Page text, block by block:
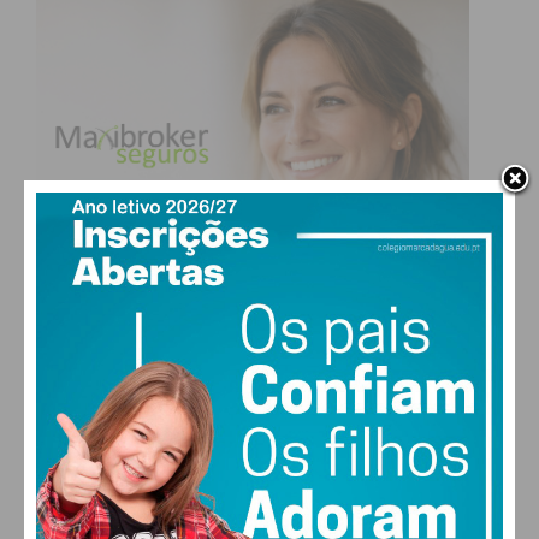
Para ter um escritório em casa, uma mesa e uma
cadeira são essenciais. Contudo, existem
outros
acessórios que podem ajudar a melhorar a sua
vida laboral.Eis ficam alguns exemplos:
Monitor
Apoio para os pés
Teclado portátil
Rato ergonómico
Organizador de secretária e/ou gaveta
Personalize o espaço
Sítios bonitos inspiram-nos, certo?
PAÇOS DE FERREIRA
17°
84% humidade